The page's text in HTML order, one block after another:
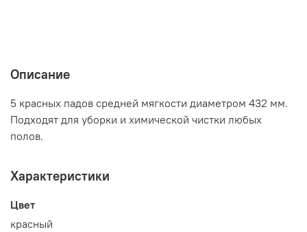
Описание
5 красных падов средней мягкости диаметром 432 мм.
Подходят для уборки и химической чистки любых
полов.
Характеристики
Цвет
красный